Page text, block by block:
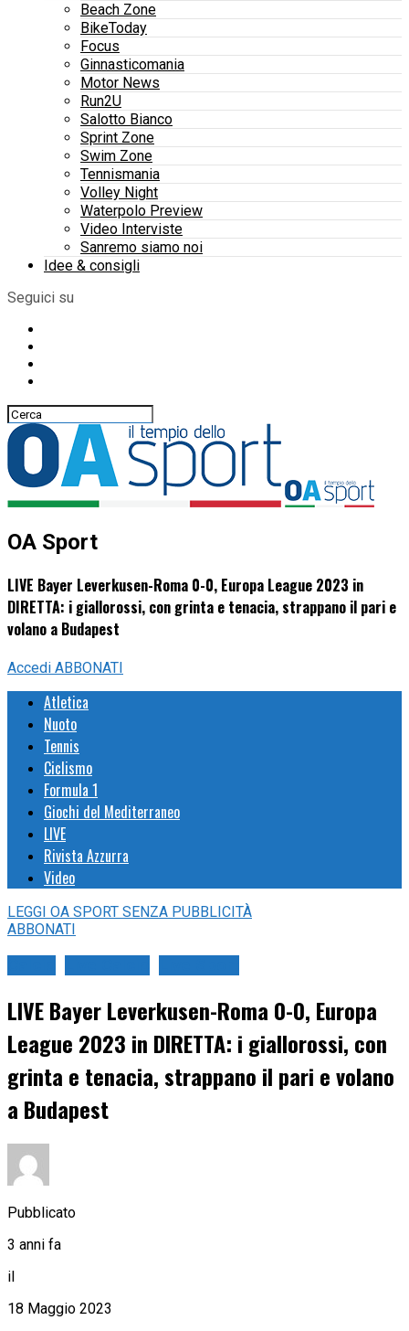
Beach Zone
BikeToday
Focus
Ginnasticomania
Motor News
Run2U
Salotto Bianco
Sprint Zone
Swim Zone
Tennismania
Volley Night
Waterpolo Preview
Video Interviste
Sanremo siamo noi
Idee & consigli
Seguici su
OA Sport
LIVE Bayer Leverkusen-Roma 0-0, Europa League 2023 in
DIRETTA: i giallorossi, con grinta e tenacia, strappano il pari e
volano a Budapest
Accedi ABBONATI
Atletica
Nuoto
Tennis
Ciclismo
Formula 1
Giochi del Mediterraneo
LIVE
Rivista Azzurra
Video
LEGGI OA SPORT SENZA PUBBLICITÀ
ABBONATI
LIVE Bayer Leverkusen-Roma 0-0, Europa
League 2023 in DIRETTA: i giallorossi, con
grinta e tenacia, strappano il pari e volano
a Budapest
Pubblicato
3 anni fa
il
18 Maggio 2023